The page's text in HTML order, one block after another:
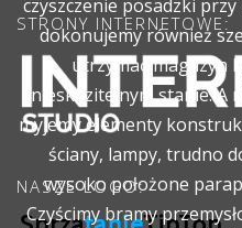
czyszczenie posadzki
dokonujemy również
utrzymać magazyn
nieskazitelnym stanie. A
myjemy elementy
ściany, lampy, trudno
wysoko położone
Czyścimy bramy
STRONY INTERNETOWE:
NASZE LOGO: